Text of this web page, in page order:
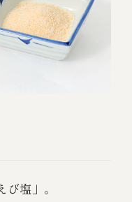
塩」。